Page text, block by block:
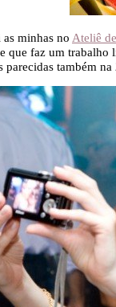
minhas no Ateliê
que faz um
parecidas também